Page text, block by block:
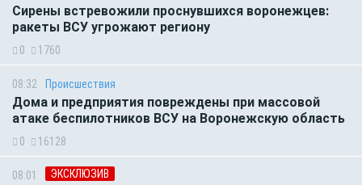
Сирены встревожили проснувшихся воронежцев:
ракеты ВСУ угрожают региону
0 1760
08:32 Происшествия
Дома и предприятия повреждены при массовой
атаке беспилотников ВСУ на Воронежскую область
0 16128
08:01 ЭКСКЛЮЗИВ